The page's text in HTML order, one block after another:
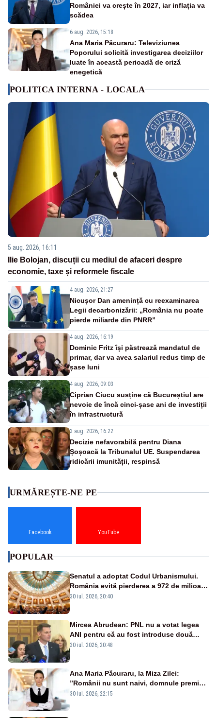
României va crește în 2027, iar inflația va
scădea
6 aug. 2026, 15:18
Ana Maria Păcuraru: Televiziunea
Poporului solicită investigarea deciziilor
luate în această perioadă de criză
enegetică
POLITICA INTERNA - LOCALA
5 aug. 2026, 16:11
Ilie Bolojan, discuții cu mediul de afaceri despre
economie, taxe și reformele fiscale
4 aug. 2026, 21:27
Nicușor Dan amenință cu reexaminarea
Legii decarbonizării: „România nu poate
pierde miliarde din PNRR”
4 aug. 2026, 16:19
Dominic Fritz își păstrează mandatul de
primar, dar va avea salariul redus timp de
șase luni
4 aug. 2026, 09:03
Ciprian Ciucu susține că Bucureștiul are
nevoie de încă cinci-șase ani de investiții
în infrastructură
3 aug. 2026, 16:22
Decizie nefavorabilă pentru Diana
Șoșoacă la Tribunalul UE. Suspendarea
ridicării imunității, respinsă
URMĂREȘTE-NE PE
Facebook YouTube
POPULAR
Senatul a adoptat Codul Urbanismului.
România evită pierderea a 972 de milioane
de euro din PNRR
30 iul. 2026, 20:40
Mircea Abrudean: PNL nu a votat legea
ANI pentru că au fost introduse două
amendamente faţă de propunerea de la
30 iul. 2026, 20:48
Ana Maria Păcuraru, la Miza Zilei:
”Românii nu sunt naivi, domnule premier
Bolojan”
30 iul. 2026, 22:15